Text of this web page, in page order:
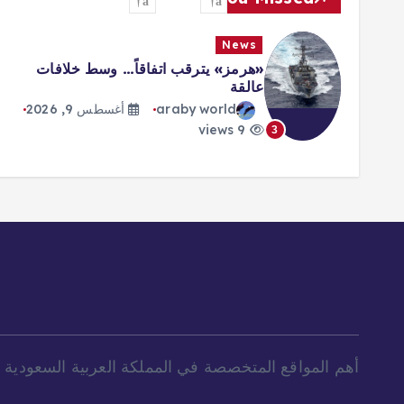
3
News
«هرمز» يترقب اتفاقاً… وسط خلافات
عالقة
araby world
أغسطس 9, 2026
أهم المواقع المتخصصة في المملكة العربية